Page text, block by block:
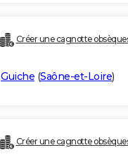
Créer une cagnotte
Guiche (Saône-et-Loire)
Créer une cagnotte